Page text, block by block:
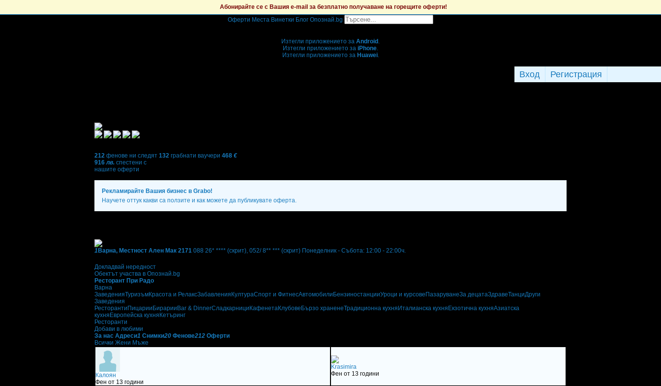
Абонирайте се с Вашия e-mail за безплатно получаване на горещите оферти!
Оферти Места Винетки Блог Опознай.bg
Изтегли приложението за Android .
Изтегли приложението за iPhone.
Изтегли приложението за Huawei.
Регистрация
Вход
212 фенове ни следят 132 грабнати ваучери 468 €
916лв. спестени с
нашите оферти
Рекламирайте Вашия бизнес в Grabo!
Научете оттук какви са ползите и как можете да публикувате оферта.
1 Варна, Местност Ален Мак 2171 088 26* **** (скрит), 052/ 8** *** (скрит) Понеделник - Събота: 12:00 - 22:00ч.
Докладвай нередност
Обектът участва в Опознай.bg
Ресторант При Радо
Варна
ЗаведенияТуризъмКрасота и РелаксЗабавления КултураСпорт и ФитнесАвтомобили БензиностанцииУроци и курсове ПазаруванеЗа децатаЗдравеТанциДруги
Заведения
Ресторанти Пицарии Бирарии Bar & DinnerСладкарници КафенетаКлубове Бързо храненеТрадиционна кухня Италианска кухня Екзотична кухняАзиатска
кухня Европейска кухня Кетъринг
Ресторанти
Добави в любими
За нас Адреси1 Снимки20 Фенове212 Оферти
Всички Жени Мъже
Калоян
Фен от 13 години
Krasimira
Фен от 13 години